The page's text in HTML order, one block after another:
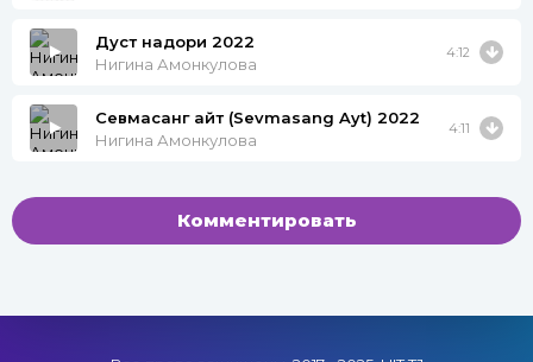
Дуст надори 2022
Нигина Амонкулова
4:12
Севмасанг айт (Sevmasang Ayt) 2022
Нигина Амонкулова
4:11
Комментировать